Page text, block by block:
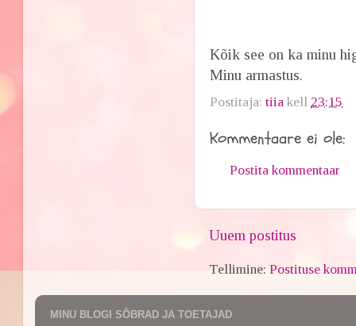
Kõik see on ka minu
Minu armastus.
Postitaja:tiia kell 23:15
Kommentaare ei ole:
Postita kommentaar
Uuem postitus
Tellimine:Postituse
MINU BLOGI SÕBRAD JA TOETAJAD